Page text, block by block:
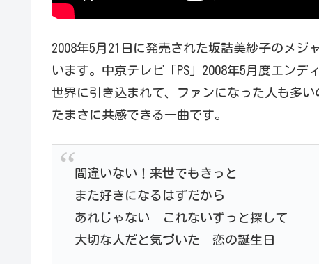
2008年5月21日に発売された坂詰美紗子のメ
います。中京テレビ「PS」2008年5月度エン
世界に引き込まれて、ファンになった人も多
たまさに共感できる一曲です。
間違いない！来世でもきっと
また好きになるはずだから
あれじゃない これないずっと探して
大切な人だと気づいた 恋の誕生日